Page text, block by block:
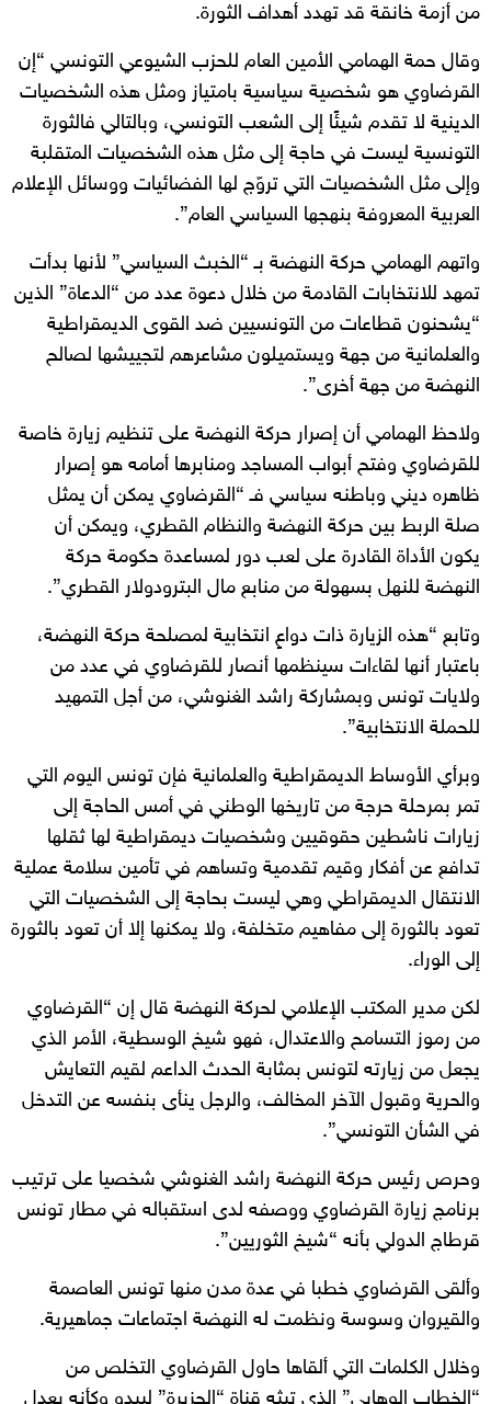
من أزمة خانقة قد تهدد أهداف الثورة.
وقال حمة الهمامي الأمين العام للحزب الشيوعي التونسي “إن
القرضاوي هو شخصية سياسية بامتياز ومثل هذه الشخصيات
الدينية لا تقدم شيئًا إلى الشعب التونسي، وبالتالي فالثورة
التونسية ليست في حاجة إلى مثل هذه الشخصيات المتقلبة
وإلى مثل الشخصيات التي تروّج لها الفضائيات ووسائل الإعلام
العربية المعروفة بنهجها السياسي العام”.
واتهم الهمامي حركة النهضة بـ “الخبث السياسي” لأنها بدأت
تمهد للانتخابات القادمة من خلال دعوة عدد من “الدعاة” الذين
“يشحنون قطاعات من التونسيين ضد القوى الديمقراطية
والعلمانية من جهة ويستميلون مشاعرهم لتجييشها لصالح
النهضة من جهة أخرى”.
ولاحظ الهمامي أن إصرار حركة النهضة على تنظيم زيارة خاصة
للقرضاوي وفتح أبواب المساجد ومنابرها أمامه هو إصرار
ظاهره ديني وباطنه سياسي فـ “القرضاوي يمكن أن يمثل
صلة الربط بين حركة النهضة والنظام القطري، ويمكن أن
يكون الأداة القادرة على لعب دور لمساعدة حكومة حركة
النهضة للنهل بسهولة من منابع مال البترودولار القطري”.
وتابع “هذه الزيارة ذات دواعٍ انتخابية لمصلحة حركة النهضة،
باعتبار أنها لقاءات سينظمها أنصار للقرضاوي في عدد من
ولايات تونس وبمشاركة راشد الغنوشي، من أجل التمهيد
للحملة الانتخابية”.
وبرأي الأوساط الديمقراطية والعلمانية فإن تونس اليوم التي
تمر بمرحلة حرجة من تاريخها الوطني في أمس الحاجة إلى
زيارات ناشطين حقوقيين وشخصيات ديمقراطية لها ثقلها
تدافع عن أفكار وقيم تقدمية وتساهم في تأمين سلامة عملية
الانتقال الديمقراطي وهي ليست بحاجة إلى الشخصيات التي
تعود بالثورة إلى مفاهيم متخلفة، ولا يمكنها إلا أن تعود بالثورة
إلى الوراء.
لكن مدير المكتب الإعلامي لحركة النهضة قال إن “القرضاوي
من رموز التسامح والاعتدال، فهو شيخ الوسطية، الأمر الذي
يجعل من زيارته لتونس بمثابة الحدث الداعم لقيم التعايش
والحرية وقبول الآخر المخالف، والرجل ينأى بنفسه عن التدخل
في الشأن التونسي”.
وحرص رئيس حركة النهضة راشد الغنوشي شخصيا على ترتيب
برنامج زيارة القرضاوي ووصفه لدى استقباله في مطار تونس
قرطاج الدولي بأنه “شيخ الثوريين”.
وألقى القرضاوي خطبا في عدة مدن منها تونس العاصمة
والقيروان وسوسة ونظمت له النهضة اجتماعات جماهيرية.
وخلال الكلمات التي ألقاها حاول القرضاوي التخلص من
“الخطاب الوهابي” الذي تبثه قناة “الجزيرة” ليبدو وكأنه يعدل